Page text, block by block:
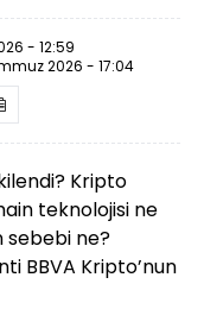
- 12:59
2026 - 17:04
Kripto
teknolojisi ne
sebebi ne?
BBVA Kripto’nun